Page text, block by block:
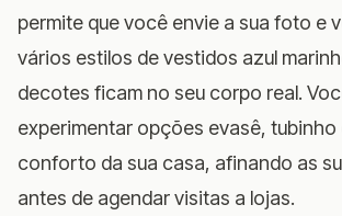
permite que você envie a sua foto e
vários estilos de vestidos azul
decotes ficam no seu corpo real.
experimentar opções evasê, tubinho
conforto da sua casa, afinando as
antes de agendar visitas a lojas.